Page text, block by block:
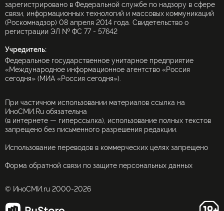
зарегистрировано в Федеральной службе по надзору в сфере
связи, информационных технологий и массовых коммуникаций
(Роскомнадзор) 08 апреля 2014 года. Свидетельство о
регистрации ЭЛ № ФС 77 - 57642
Учредитель:
Федеральное государственное унитарное предприятие
«Международное информационное агентство «Россия
сегодня» (МИА «Россия сегодня»).
При частичном использовании материалов ссылка на
ИноСМИ.Ru обязательна
(в интернете — гиперссылка), использование полных текстов
запрещено без письменного разрешения редакции.
Использование переводов в коммерческих целях запрещено
Форма обратной связи по защите персональных данных
© ИноСМИ.ru 2000-2026